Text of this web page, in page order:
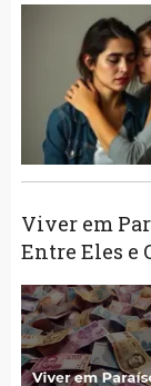
Viver em
Entre Eles e